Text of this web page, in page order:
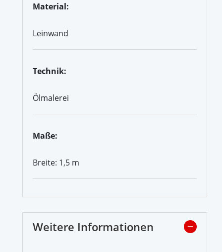
Material:
Leinwand
Technik:
Ölmalerei
Maße:
Breite: 1,5 m
Weitere Informationen